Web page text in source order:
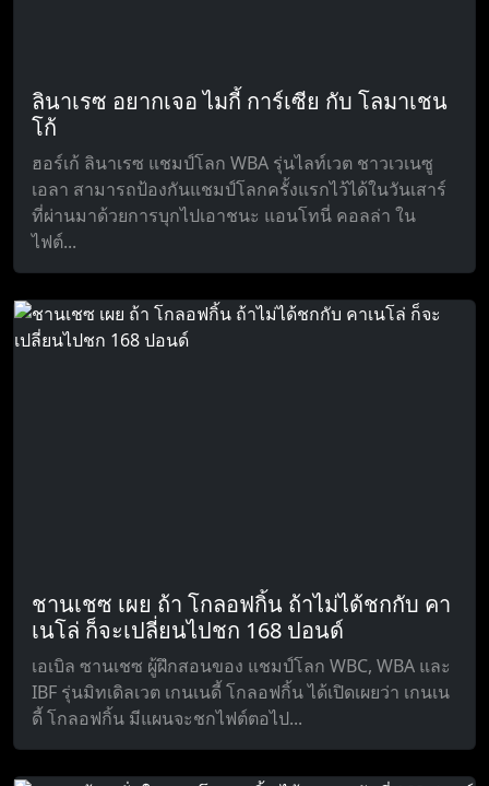
ลินาเรซ อยากเจอ ไมกี้ การ์เซีย กับ โลมาเชน
โก้
ฮอร์เก้ ลินาเรซ แชมป์โลก WBA รุ่นไลท์เวต ชาวเวเนซู
เอลา สามารถป้องกันแชมป์โลกครั้งแรกไว้ได้ในวันเสาร์
ที่ผ่านมาด้วยการบุกไปเอาชนะ แอนโทนี่ คอลล่า ใน
ไฟต์...
ชานเชซ เผย ถ้า โกลอฟกิ้น ถ้าไม่ได้ชกกับ คา
เนโล่ ก็จะเปลี่ยนไปชก 168 ปอนด์
เอเบิล ซานเชซ ผู้ฝึกสอนของ แชมป์โลก WBC, WBA และ
IBF รุ่นมิทเดิลเวต เกนเนดี้ โกลอฟกิ้น ได้เปิดเผยว่า เกนเน
ดี้ โกลอฟกิ้น มีแผนจะชกไฟต์ตอไป...